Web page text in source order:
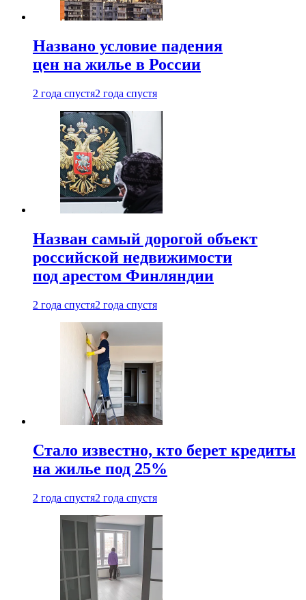
Названо условие падения
цен на жилье в России
2 года спустя2 года спустя
Назван самый дорогой объект
российской недвижимости
под арестом Финляндии
2 года спустя2 года спустя
Стало известно, кто берет кредиты
на жилье под 25%
2 года спустя2 года спустя